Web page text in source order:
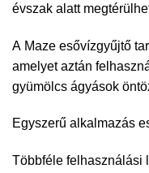
évszak alatt
A Maze esővízgyűjtő
amelyet aztán
gyümölcs ágyások
Egyszerű alkalmazás
Többféle felhasználási